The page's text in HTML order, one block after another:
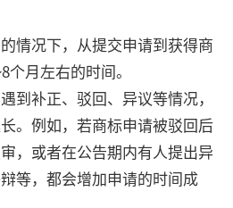
情况下，从提交申请到获得商
月左右的时间。
到补正、驳回、异议等情况，
。例如，若商标申请被驳回后
，或者在公告期内有人提出异
等，都会增加申请的时间成